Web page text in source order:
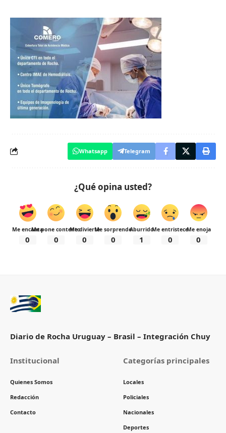
Whatsapp Telegram
¿Qué opina usted?
Me encanta
0
Me pone contento
0
Me divierte
0
Me sorprende
0
Aburrido
1
Me entristece
0
Me enoja
0
Diario de Rocha Uruguay – Brasil – Integración Chuy
Institucional
Quienes Somos
Redacción
Contacto
Categorías principales
Locales
Policiales
Nacionales
Deportes